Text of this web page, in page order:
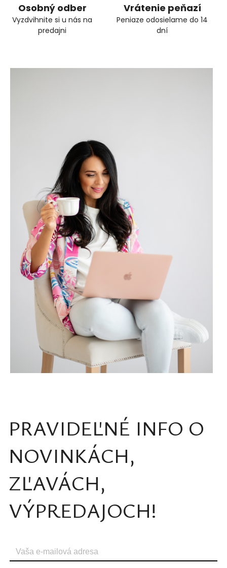
Osobný odber
Vyzdvihnite si u nás na
predajni
Vrátenie peňazí
Peniaze odosielame do 14
dní
PRAVIDEĽNÉ INFO O
NOVINKÁCH,
ZĽAVÁCH,
VÝPREDAJOCH!